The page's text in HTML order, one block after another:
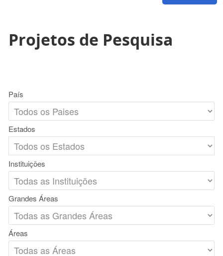
Projetos de Pesquisa
País
Estados
Instituições
Grandes Áreas
Áreas